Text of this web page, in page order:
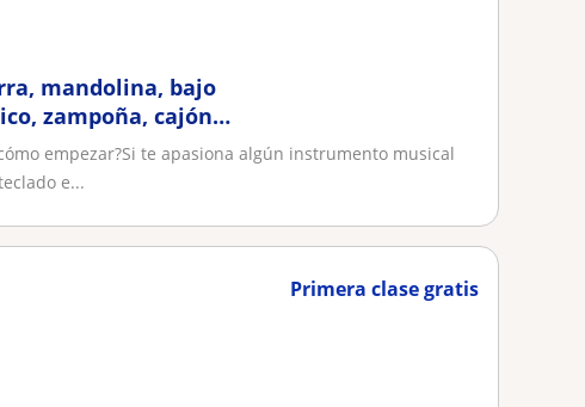
mandolina, bajo
zampoña, cajón
lenguaje musical,
musical)
empezar?Si te apasiona algún instrumento musical
e...
Primera clase gratis